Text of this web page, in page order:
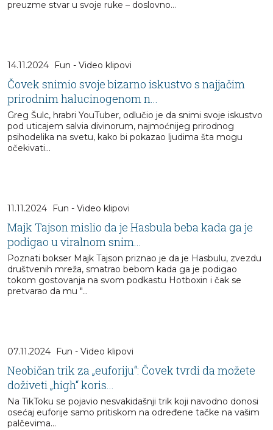
preuzme stvar u svoje ruke – doslovno…
14.11.2024 Fun - Video klipovi
Čovek snimio svoje bizarno iskustvo s najjačim
prirodnim halucinogenom n...
Greg Šulc, hrabri YouTuber, odlučio je da snimi svoje iskustvo
pod uticajem salvia divinorum, najmoćnijeg prirodnog
psihodelika na svetu, kako bi pokazao ljudima šta mogu
očekivati...
11.11.2024 Fun - Video klipovi
Majk Tajson mislio da je Hasbula beba kada ga je
podigao u viralnom snim...
Poznati bokser Majk Tajson priznao je da je Hasbulu, zvezdu
društvenih mreža, smatrao bebom kada ga je podigao
tokom gostovanja na svom podkastu Hotboxin i čak se
pretvarao da mu "...
07.11.2024 Fun - Video klipovi
Neobičan trik za „euforiju“: Čovek tvrdi da možete
doživeti „high“ koris...
Na TikToku se pojavio nesvakidašnji trik koji navodno donosi
osećaj euforije samo pritiskom na određene tačke na vašim
palčevima...